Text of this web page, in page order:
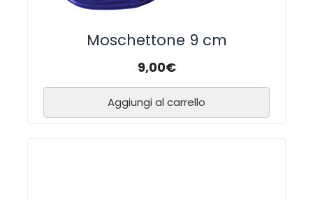
Moschettone 9 cm
9,00€
Aggiungi al carrello